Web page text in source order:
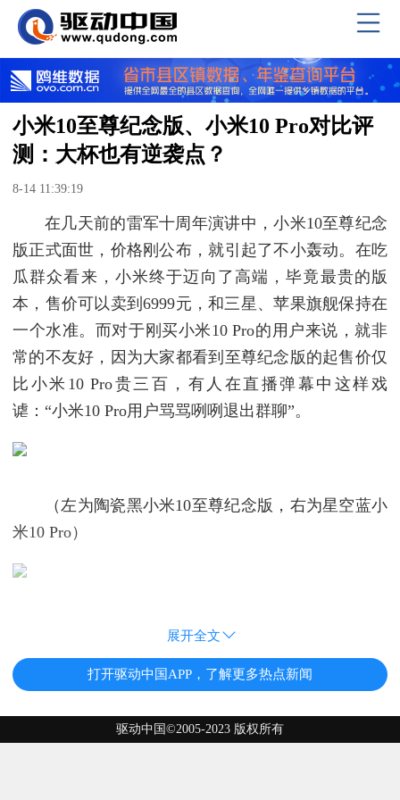
小米10至尊纪念版、小米10 Pro对比评
测：大杯也有逆袭点？
8-14 11:39:19
在几天前的雷军十周年演讲中，小米10至尊纪念
版正式面世，价格刚公布，就引起了不小轰动。在吃
瓜群众看来，小米终于迈向了高端，毕竟最贵的版
本，售价可以卖到6999元，和三星、苹果旗舰保持在
一个水准。而对于刚买小米10 Pro的用户来说，就非
常的不友好，因为大家都看到至尊纪念版的起售价仅
比小米10 Pro贵三百，有人在直播弹幕中这样戏
谑：“小米10 Pro用户骂骂咧咧退出群聊”。
（左为陶瓷黑小米10至尊纪念版，右为星空蓝小
米10 Pro）
展开全文
打开驱动中国APP，了解更多热点新闻
驱动中国©2005-2023 版权所有